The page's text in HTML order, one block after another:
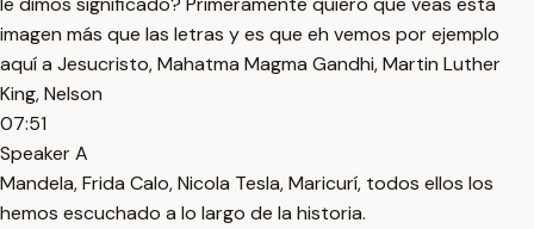
imagen más que las letras y es que eh vemos por ejemplo
aquí a Jesucristo, Mahatma Magma Gandhi, Martin Luther
King, Nelson
07:51
Speaker A
Mandela, Frida Calo, Nicola Tesla, Maricurí, todos ellos los
hemos escuchado a lo largo de la historia.